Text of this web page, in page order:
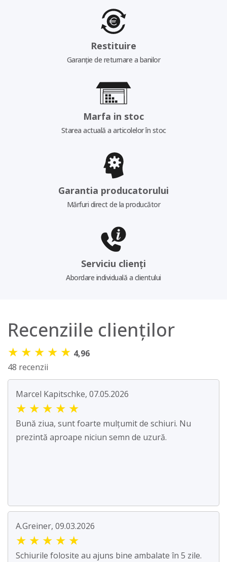
Restituire
Garanție de returnare a banilor
Marfa in stoc
Starea actuală a articolelor în stoc
Garantia producatorului
Mărfuri direct de la producător
Serviciu clienți
Abordare individuală a clientului
Recenziile clienților
★ ★ ★ ★ ★ 4,96
48 recenzii
Marcel Kapitschke, 07.05.2026
★ ★ ★ ★ ★
Bună ziua, sunt foarte mulțumit de schiuri. Nu
prezintă aproape niciun semn de uzură.
A.Greiner, 09.03.2026
★ ★ ★ ★ ★
Schiurile folosite au ajuns bine ambalate în 5 zile.